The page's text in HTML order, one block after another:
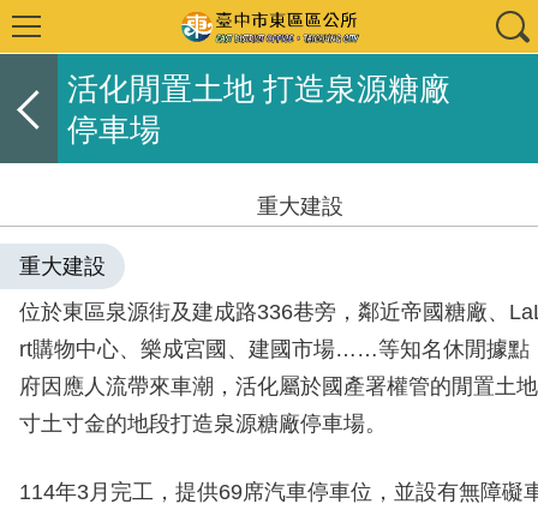
活化閒置土地 打造泉源糖廠
停車場
重大建設
重大建設
位於東區泉源街及建成路336巷旁，鄰近帝國糖廠、
rt購物中心、樂成宮國、建國市場……等知名休閒據點
府因應人流帶來車潮，活化屬於國產署權管的閒置土
寸土寸金的地段打造泉源糖廠停車場。
114年3月完工，提供69席汽車停車位，並設有無障礙